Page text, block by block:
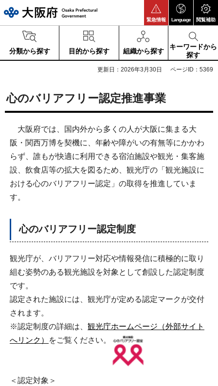
緊急情報 Language 閲覧補助
分類から探す 目的から探す 組織から探す
キーワードから
探す
更新日：2026年3月30日 ページID：5369
心のバリアフリー認定推進事業
大阪府では、国内外から多くの人が大阪に集まる大
阪・関西万博を契機に、年齢や障がいの有無等にかかわ
らず、誰もが快適に利用できる宿泊施設や観光・集客施
設、飲食店等の拡大を図るため、観光庁の「観光施設に
おける心のバリアフリー認定」の取得を推進していま
す。
心のバリアフリー認定制度
観光庁が、バリアフリー対応や情報発信に積極的に取り
組む姿勢のある観光施設を対象として創設した認定制度
です。
認定された施設には、観光庁が定める認定マークが交付
されます。
※認定制度の詳細は、 観光庁ホームページ（外部サイト
へリンク）
をご覧ください。
＜認定対象＞